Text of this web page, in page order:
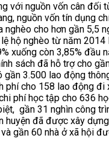
với nguồn vốn cân đối
nguồn vốn tín dụng
cho hơn gần 5,5
hộ nghèo từ năm 2014
xuống còn 3,85% đầu
sách đã hỗ trợ cho
3.500 lao động
phí cho 158 lao động đi
phí học tập cho 636
gần 31 nghìn công
huyện đã được xây
gần 60 nhà ở xã hội